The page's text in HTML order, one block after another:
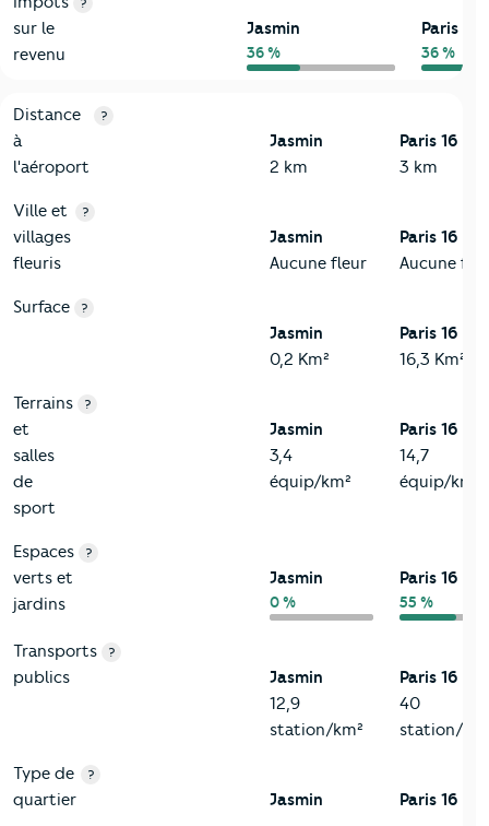
sur le
revenu
Jasmin
36 %
Paris 16
36 %
3-Environnement
Critères Jasmin
Distance
à
l'aéroport
?
Jasmin
2 km
Paris 16
3 km
Ville et
villages
fleuris
?
Jasmin
Aucune fleur
Paris 16
Aucune
Surface ?
Jasmin
0,2 Km²
Paris 16
16,3 Km²
Terrains
et
salles
de
sport
?
Jasmin
3,4
équip/km²
Paris 16
14,7
équip/km²
Espaces
verts et
jardins
?
Jasmin
0 %
Paris 16
55 %
Transports
publics
?
Jasmin
12,9
station/km²
Paris 16
40
station/
Type de
quartier
?
Jasmin Paris 16